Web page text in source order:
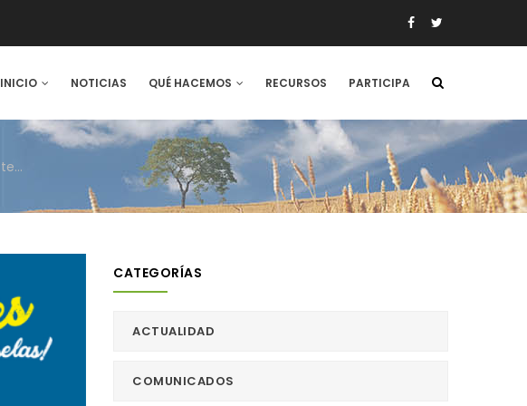
INICIO NOTICIAS QUÉ HACEMOS RECURSOS PARTICIPA
Materiales divulgativos del proyecto Promoviendo los sistemas alimentarios sostenibles
CATEGORÍAS
ACTUALIDAD
COMUNICADOS